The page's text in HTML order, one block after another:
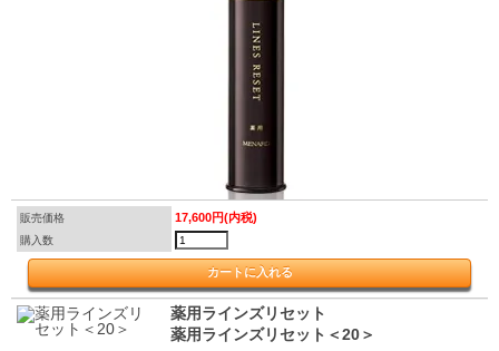
販売価格 17,600円(内税)
購入数
薬用ラインズリセット
薬用ラインズリセット＜20＞